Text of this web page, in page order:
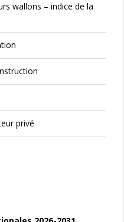
wallons – indice de la
privé